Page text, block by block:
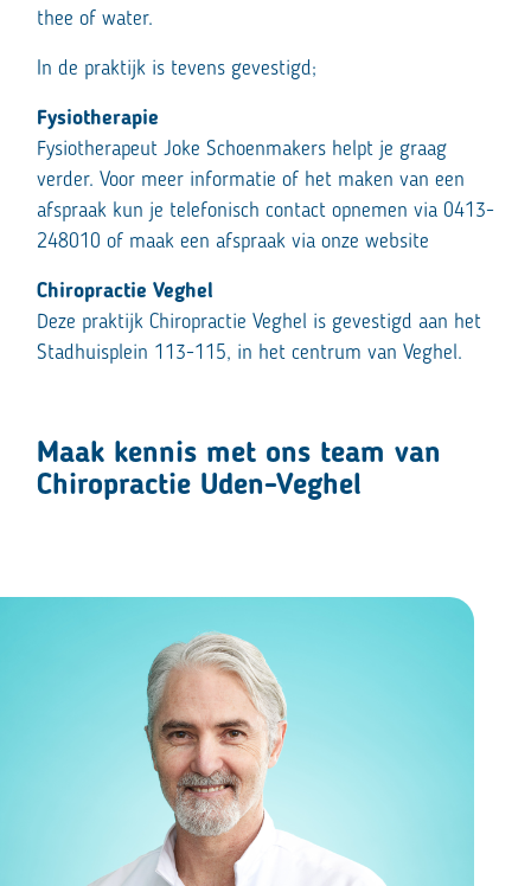
thee of water.
In de praktijk is tevens gevestigd;
Fysiotherapie
Fysiotherapeut Joke Schoenmakers helpt je graag
verder. Voor meer informatie of het maken van een
afspraak kun je telefonisch contact opnemen via 0413-
248010 of maak een afspraak via onze website
Chiropractie Veghel
Deze praktijk Chiropractie Veghel is gevestigd aan het
Stadhuisplein 113-115, in het centrum van Veghel.
Maak kennis met ons team van
Chiropractie Uden-Veghel